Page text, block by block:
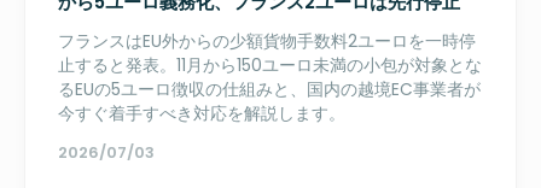
フランスはEU外からの少額貨物手数料2ユーロを一時停
止すると発表。11月から150ユーロ未満の小包が対象とな
るEUの5ユーロ徴収の仕組みと、国内の越境EC事業者が
今すぐ着手すべき対応を解説します。
2026/07/03